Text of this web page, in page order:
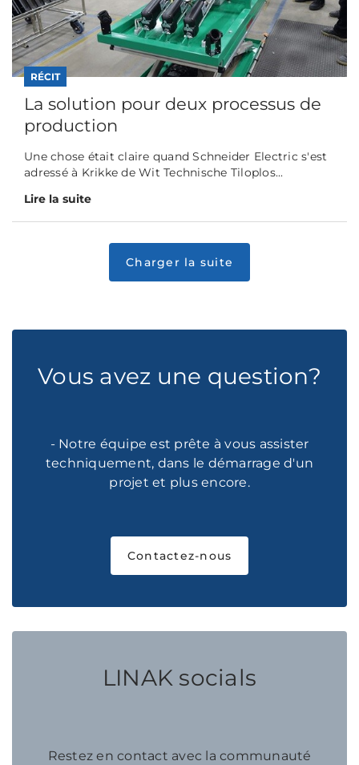
RÉCIT
La solution pour deux processus de
production
Une chose était claire quand Schneider Electric s'est
adressé à Krikke de Wit Technische Tiloplos...
Lire la suite
Vous avez une question?
- Notre équipe est prête à vous assister
techniquement, dans le démarrage d'un
projet et plus encore.
Contactez-nous
LINAK socials
Restez en contact avec la communauté